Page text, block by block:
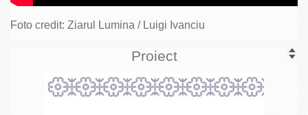
Foto credit: Ziarul Lumina / Luigi Ivanciu
Proiect